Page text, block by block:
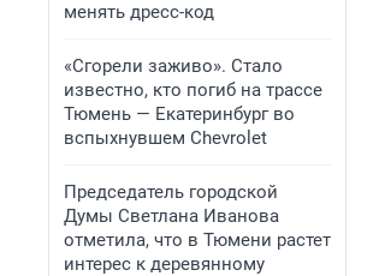
менять дресс-код
«Сгорели заживо». Стало
известно, кто погиб на трассе
Тюмень — Екатеринбург во
вспыхнувшем Chevrolet
Председатель городской
Думы Светлана Иванова
отметила, что в Тюмени растет
интерес к деревянному